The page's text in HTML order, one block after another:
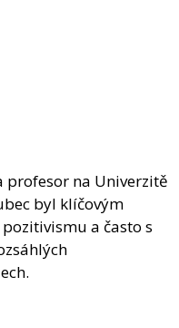
profesor na Univerzitě
byl klíčovým
a často s